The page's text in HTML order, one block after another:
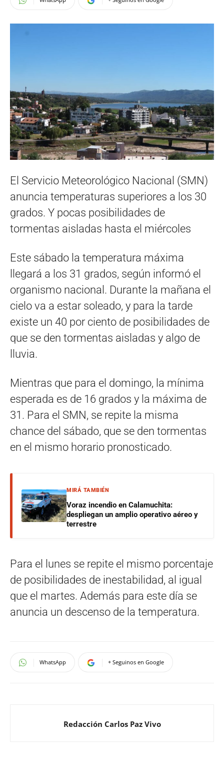
El Servicio Meteorológico Nacional (SMN)
anuncia temperaturas superiores a los 30
grados. Y pocas posibilidades de
tormentas aisladas hasta el miércoles
Este sábado la temperatura máxima
llegará a los 31 grados, según informó el
organismo nacional. Durante la mañana el
cielo va a estar soleado, y para la tarde
existe un 40 por ciento de posibilidades de
que se den tormentas aisladas y algo de
lluvia.
Mientras que para el domingo, la mínima
esperada es de 16 grados y la máxima de
31. Para el SMN, se repite la misma
chance del sábado, que se den tormentas
en el mismo horario pronosticado.
MIRÁ TAMBIÉN
Voraz incendio en Calamuchita:
despliegan un amplio operativo aéreo y
terrestre
Para el lunes se repite el mismo porcentaje
de posibilidades de inestabilidad, al igual
que el martes. Además para este día se
anuncia un descenso de la temperatura.
WhatsApp + Seguinos en Google
Redacción Carlos Paz Vivo